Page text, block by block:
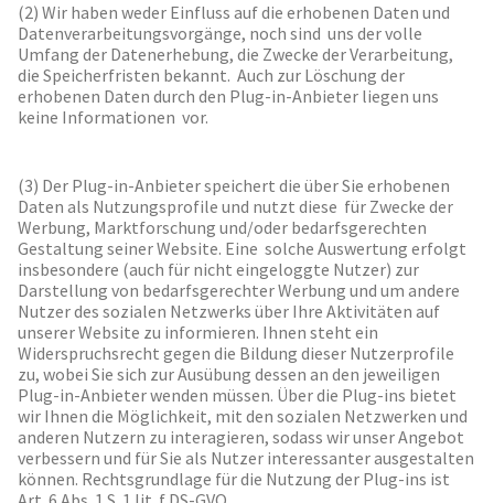
(2) Wir haben weder Einfluss auf die erhobenen Daten und
Datenverarbeitungsvorgänge, noch sind uns der volle
Umfang der Datenerhebung, die Zwecke der Verarbeitung,
die Speicherfristen bekannt. Auch zur Löschung der
erhobenen Daten durch den Plug-in-Anbieter liegen uns
keine Informationen vor.
(3) Der Plug-in-Anbieter speichert die über Sie erhobenen
Daten als Nutzungsprofile und nutzt diese für Zwecke der
Werbung, Marktforschung und/oder bedarfsgerechten
Gestaltung seiner Website. Eine solche Auswertung erfolgt
insbesondere (auch für nicht eingeloggte Nutzer) zur
Darstellung von bedarfsgerechter Werbung und um andere
Nutzer des sozialen Netzwerks über Ihre Aktivitäten auf
unserer Website zu informieren. Ihnen steht ein
Widerspruchsrecht gegen die Bildung dieser Nutzerprofile
zu, wobei Sie sich zur Ausübung dessen an den jeweiligen
Plug-in-Anbieter wenden müssen. Über die Plug-ins bietet
wir Ihnen die Möglichkeit, mit den sozialen Netzwerken und
anderen Nutzern zu interagieren, sodass wir unser Angebot
verbessern und für Sie als Nutzer interessanter ausgestalten
können. Rechtsgrundlage für die Nutzung der Plug-ins ist